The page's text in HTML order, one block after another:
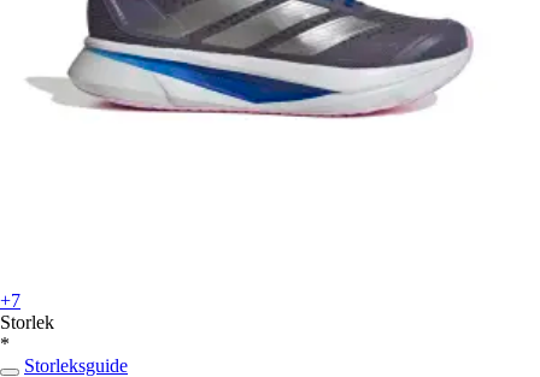
+7
Storlek
*
Storleksguide